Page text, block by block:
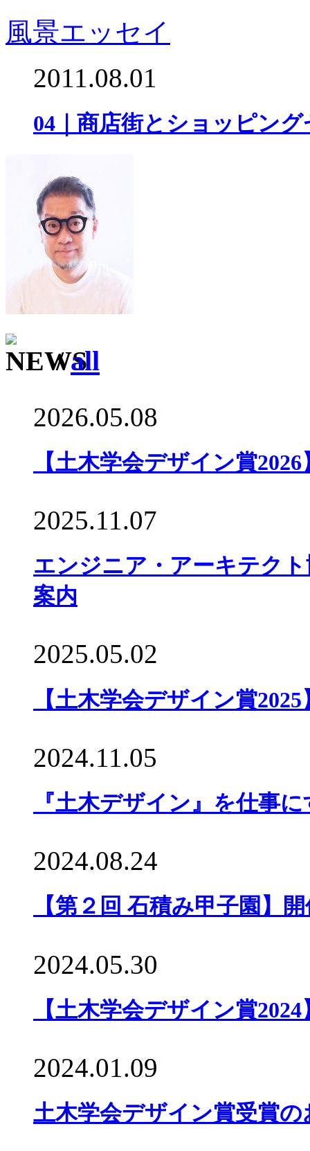
風景エッセイ
2011.08.01
04｜商店街とショッピン
/all
2026.05.08
【土木学会デザイン賞
2025.11.07
エンジニア・アーキテク
案内
2025.05.02
【土木学会デザイン賞
2024.11.05
『土木デザイン』を仕事
2024.08.24
【第２回 石積み甲子園】
2024.05.30
【土木学会デザイン賞
2024.01.09
土木学会デザイン賞受賞の